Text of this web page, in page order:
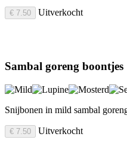
€ 7.50 Uitverkocht
Sambal goreng boontjes
Snijbonen in mild sambal
€ 7.50 Uitverkocht